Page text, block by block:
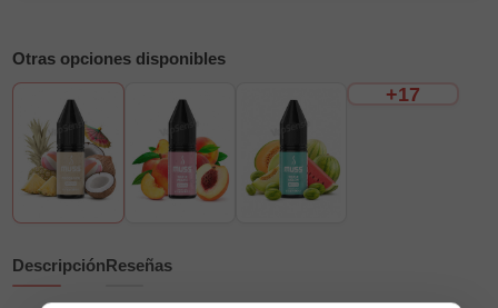
Otras opciones disponibles
+17
DescripciónReseñas